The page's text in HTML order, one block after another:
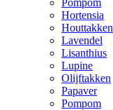
Hortensia
Houttakken
Lavendel
Lisanthius
Lupine
Olijftakken
Papaver
Pompom